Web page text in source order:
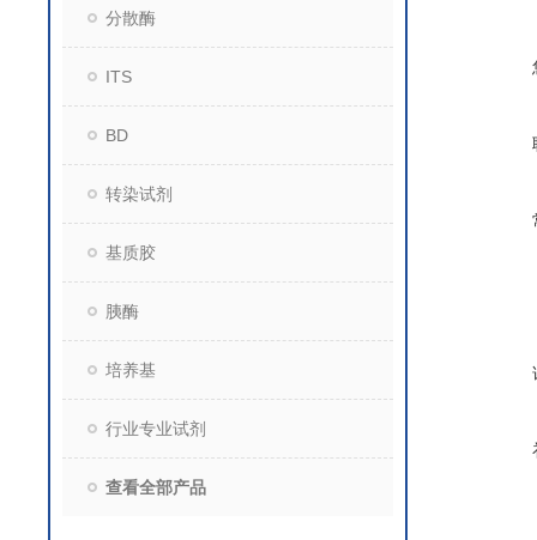
分散酶
ITS
BD
转染试剂
基质胶
胰酶
培养基
行业专业试剂
查看全部产品